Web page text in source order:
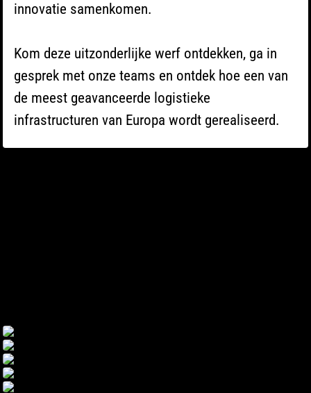
innovatie samenkomen.
Kom deze uitzonderlijke werf ontdekken, ga in
gesprek met onze teams en ontdek hoe een van
de meest geavanceerde logistieke